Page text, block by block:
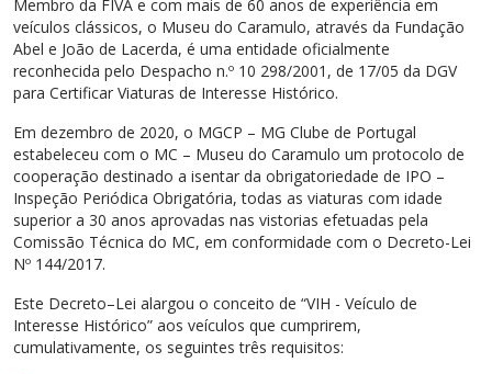
Membro da FIVA e com mais de 60 anos de experiência em
veículos clássicos, o Museu do Caramulo, através da Fundação
Abel e João de Lacerda, é uma entidade oficialmente
reconhecida pelo Despacho n.º 10 298/2001, de 17/05 da DGV
para Certificar Viaturas de Interesse Histórico.
Em dezembro de 2020, o MGCP – MG Clube de Portugal
estabeleceu com o MC – Museu do Caramulo um protocolo de
cooperação destinado a isentar da obrigatoriedade de IPO –
Inspeção Periódica Obrigatória, todas as viaturas com idade
superior a 30 anos aprovadas nas vistorias efetuadas pela
Comissão Técnica do MC, em conformidade com o Decreto-Lei
Nº 144/2017.
Este Decreto–Lei alargou o conceito de “VIH - Veículo de
Interesse Histórico” aos veículos que cumprirem,
cumulativamente, os seguintes três requisitos: